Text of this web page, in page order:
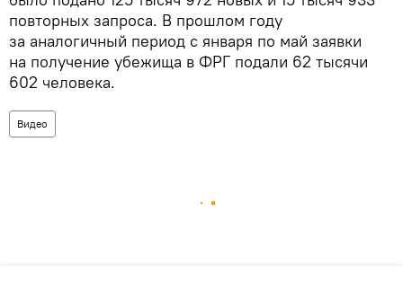
повторных запроса. В прошлом году
за аналогичный период с января по май заявки
на получение убежища в ФРГ подали 62 тысячи
602 человека.
Видео